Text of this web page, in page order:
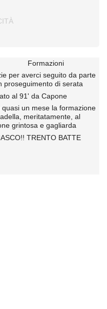
Formazioni
per averci seguito da parte
proseguimento di serata
al 91' da Capone
un mese la formazione
meritatamente, al
grintosa e gagliarda
TRENTO BATTE